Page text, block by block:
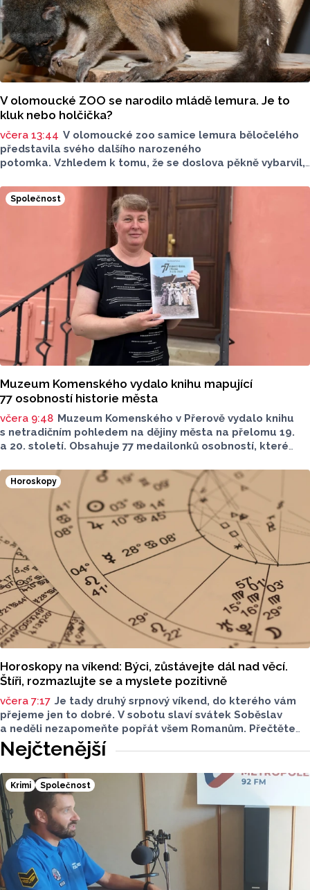
V olomoucké ZOO se narodilo mládě lemura. Je to
kluk nebo holčička?
včera 13:44 V olomoucké zoo samice lemura běločelého
představila svého dalšího narozeného
potomka. Vzhledem k tomu, že se doslova pěkně vybarvil,
hnědé, případně hnědošedé, zato samci se pyšní bílým
zbarvením hlavy.
Společnost
Muzeum Komenského vydalo knihu mapující
77 osobností historie města
včera 9:48 Muzeum Komenského v Přerově vydalo knihu
s netradičním pohledem na dějiny města na přelomu 19.
a 20. století. Obsahuje 77 medailonků osobností, které
jsou doplněny dobovými snímky. Podle autorky publikace
Šárky Krákorové Pajůrkové tomu předcházelo 13 let
pátrání po jejich osudech. Kniha vychází u příležitosti
letošního 770. výročí povýšení Přerova na královské město,
sdělila ČTK mluvčí radnice Lenka Chalupová.
Horoskopy
Horoskopy na víkend: Býci, zůstávejte dál nad věcí.
Štíři, rozmazlujte se a myslete pozitivně
včera 7:17 Je tady druhý srpnový víkend, do kterého vám
přejeme jen to dobré. V sobotu slaví svátek Soběslav
a neděli nezapomeňte popřát všem Romanům. Přečtěte
si svůj horoskop a mějte pěkný víkend.
Nejčtenější
Krimi Společnost